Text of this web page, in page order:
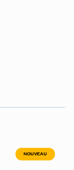
NOUVEAU